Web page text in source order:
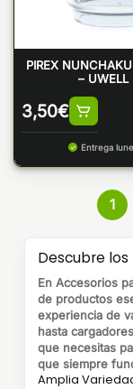
PIREX
– UWELL
3,50€
Entrega
1
Descubre
En Accesorios
de productos
experiencia de
hasta
que necesitas
que siempre
Amplia